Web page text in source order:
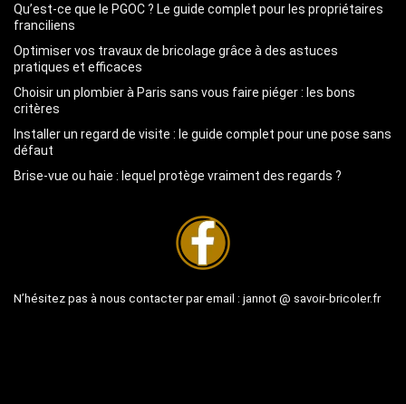
Qu’est-ce que le PGOC ? Le guide complet pour les propriétaires
franciliens
Optimiser vos travaux de bricolage grâce à des astuces
pratiques et efficaces
Choisir un plombier à Paris sans vous faire piéger : les bons
critères
Installer un regard de visite : le guide complet pour une pose sans
défaut
Brise-vue ou haie : lequel protège vraiment des regards ?
N’hésitez pas à nous contacter par email : jannot @ savoir-bricoler.fr